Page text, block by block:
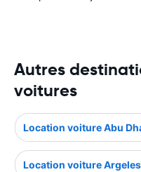
Autres
voitures
Location voiture Abu
Location voiture